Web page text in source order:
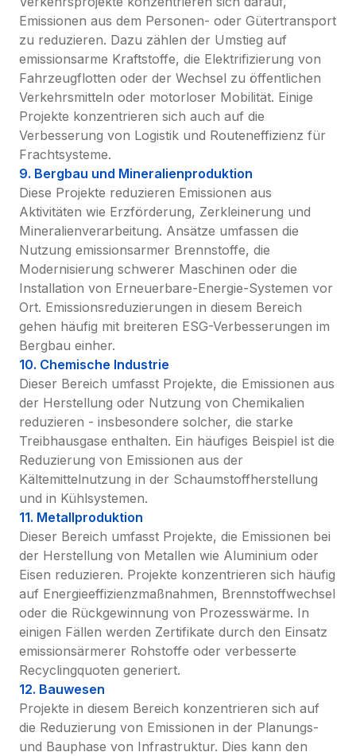
Emissionen aus dem Personen- oder Gütertransport
zu reduzieren. Dazu zählen der Umstieg auf
emissionsarme Kraftstoffe, die Elektrifizierung von
Fahrzeugflotten oder der Wechsel zu öffentlichen
Verkehrsmitteln oder motorloser Mobilität. Einige
Projekte konzentrieren sich auch auf die
Verbesserung von Logistik und Routeneffizienz für
Frachtsysteme.
9. Bergbau und Mineralienproduktion
Diese Projekte reduzieren Emissionen aus
Aktivitäten wie Erzförderung, Zerkleinerung und
Mineralienverarbeitung. Ansätze umfassen die
Nutzung emissionsarmer Brennstoffe, die
Modernisierung schwerer Maschinen oder die
Installation von Erneuerbare-Energie-Systemen vor
Ort. Emissionsreduzierungen in diesem Bereich
gehen häufig mit breiteren ESG-Verbesserungen im
Bergbau einher.
10. Chemische Industrie
Dieser Bereich umfasst Projekte, die Emissionen aus
der Herstellung oder Nutzung von Chemikalien
reduzieren - insbesondere solcher, die starke
Treibhausgase enthalten. Ein häufiges Beispiel ist die
Reduzierung von Emissionen aus der
Kältemittelnutzung in der Schaumstoffherstellung
und in Kühlsystemen.
11. Metallproduktion
Dieser Bereich umfasst Projekte, die Emissionen bei
der Herstellung von Metallen wie Aluminium oder
Eisen reduzieren. Projekte konzentrieren sich häufig
auf Energieeffizienzmaßnahmen, Brennstoffwechsel
oder die Rückgewinnung von Prozesswärme. In
einigen Fällen werden Zertifikate durch den Einsatz
emissionsärmerer Rohstoffe oder verbesserte
Recyclingquoten generiert.
12. Bauwesen
Projekte in diesem Bereich konzentrieren sich auf
die Reduzierung von Emissionen in der Planungs-
und Bauphase von Infrastruktur. Dies kann den